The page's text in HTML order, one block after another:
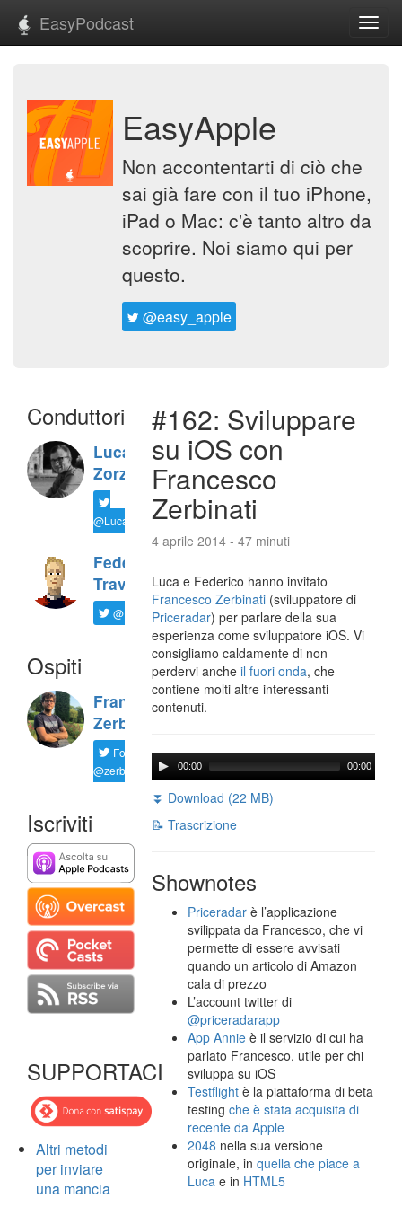
EasyPodcast
EasyApple
Non accontentarti di ciò che
sai già fare con il tuo iPhone,
iPad o Mac: c'è tanto altro da
scoprire. Noi siamo qui per
questo.
@easy_apple
Conduttori
Luca
Zorzi
@LucaTNT
Federico
Travaini
@ftrava
Ospiti
Francesco
Zerbinati
Follow
@zerbfra
Iscriviti
SUPPORTACI
Altri metodi
per inviare
una mancia
#162: Sviluppare
su iOS con
Francesco
Zerbinati
4 aprile 2014 - 47 minuti
Luca e Federico hanno invitato
Francesco Zerbinati (sviluppatore di
Priceradar) per parlare della sua
esperienza come sviluppatore iOS. Vi
consigliamo caldamente di non
perdervi ancheil fuori onda, che
contiene molti altre interessanti
contenuti.
00:00 00:00
⏬ Download (22 MB)
📝 Trascrizione
Shownotes
Priceradar è l’applicazione
svilippata da Francesco, che vi
permette di essere avvisati
quando un articolo di Amazon
cala di prezzo
L’account twitter di
@priceradarapp
App Annie è il servizio di cui ha
parlato Francesco, utile per chi
sviluppa su iOS
Testflight è la piattaforma di beta
testingche è stata acquisita di
recente da Apple
2048 nella sua versione
originale, inquella che piace a
Luca e in HTML5